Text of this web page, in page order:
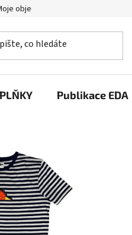
objednávka
Publikace EDA